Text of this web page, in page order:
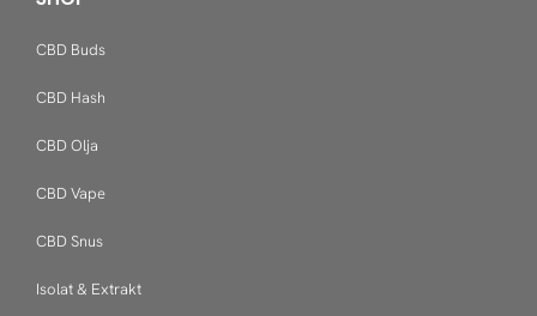
CBD Buds
CBD Hash
CBD Olja
CBD Vape
CBD Snus
Isolat & Extrakt